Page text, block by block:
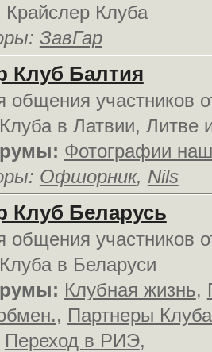
Крайслер Клуба
ЗавГар
Клуб Балтия
общения участников
в Латвии, Литве
Фотографии
Офшорник, Nils
Клуб Беларусь
общения участников
в Беларуси
Клубная жизнь,
, Партнеры
Переход в РИЭ,